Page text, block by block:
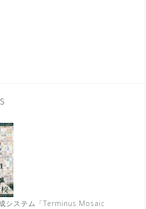
システム「Terminus Mosaic